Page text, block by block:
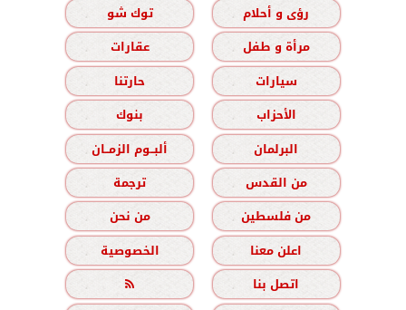
رؤى و أحلام
توك شو
مرأة و طفل
عقارات
سيارات
حارتنا
الأحزاب
بنوك
البرلمان
ألبــوم الزمــان
من القدس
ترجمة
من فلسطين
من نحن
اعلن معنا
الخصوصية
اتصل بنا
